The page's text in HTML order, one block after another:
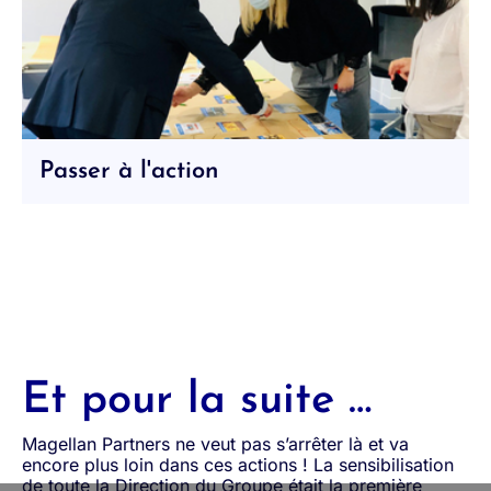
Passer à l'action
Et pour la suite …
Magellan Partners ne veut pas s’arrêter là et va
encore plus loin dans ces actions ! La sensibilisation
de toute la Direction du Groupe était la première